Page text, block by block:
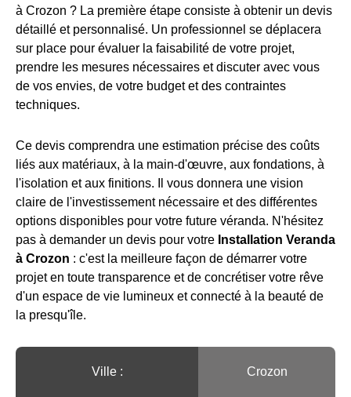
à Crozon ? La première étape consiste à obtenir un devis
détaillé et personnalisé. Un professionnel se déplacera
sur place pour évaluer la faisabilité de votre projet,
prendre les mesures nécessaires et discuter avec vous
de vos envies, de votre budget et des contraintes
techniques.
Ce devis comprendra une estimation précise des coûts
liés aux matériaux, à la main-d'œuvre, aux fondations, à
l'isolation et aux finitions. Il vous donnera une vision
claire de l'investissement nécessaire et des différentes
options disponibles pour votre future véranda. N'hésitez
pas à demander un devis pour votre Installation Veranda
à Crozon : c'est la meilleure façon de démarrer votre
projet en toute transparence et de concrétiser votre rêve
d'un espace de vie lumineux et connecté à la beauté de
la presqu'île.
Ville :️ Crozon